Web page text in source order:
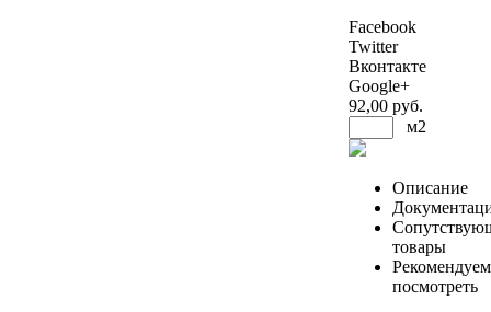
Facebook
Twitter
Вконтакте
Google+
92,00 руб.
м2
Описание
товары
Рекомендуем
посмотреть